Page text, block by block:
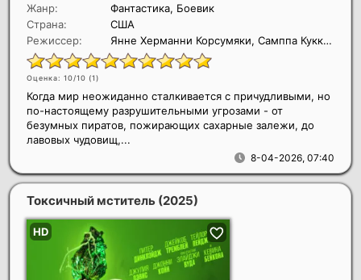
Жанр:
Фантастика, Боевик
Страна:
США
Режиссер:
Янне Херманни Корсумяки, Самппа Кукконен, Эми Линдхольм
Оценка: 10/10 (1)
8-04-2026, 07:40
Когда мир неожиданно сталкивается с причудливыми, но
по-настоящему разрушительными угрозами - от
безумных пиратов, пожирающих сахарные залежи, до
лавовых чудовищ,...
Токсичный мститель (2025)